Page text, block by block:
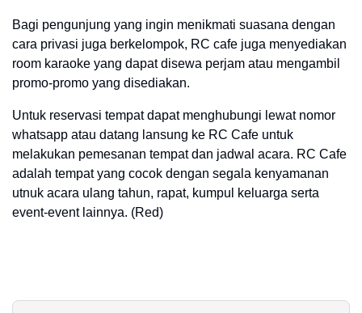
Bagi pengunjung yang ingin menikmati suasana dengan
cara privasi juga berkelompok, RC cafe juga menyediakan
room karaoke yang dapat disewa perjam atau mengambil
promo-promo yang disediakan.
Untuk reservasi tempat dapat menghubungi lewat nomor
whatsapp atau datang lansung ke RC Cafe untuk
melakukan pemesanan tempat dan jadwal acara. RC Cafe
adalah tempat yang cocok dengan segala kenyamanan
utnuk acara ulang tahun, rapat, kumpul keluarga serta
event-event lainnya. (Red)